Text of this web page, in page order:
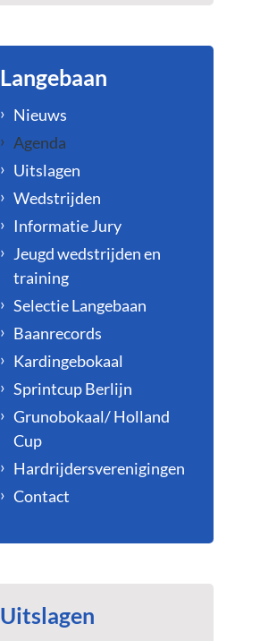
Langebaan
Nieuws
Agenda
Uitslagen
Wedstrijden
Informatie Jury
Jeugd wedstrijden en
training
Selectie Langebaan
Baanrecords
Kardingebokaal
Sprintcup Berlijn
Grunobokaal/ Holland
Cup
Hardrijdersverenigingen
Contact
Uitslagen